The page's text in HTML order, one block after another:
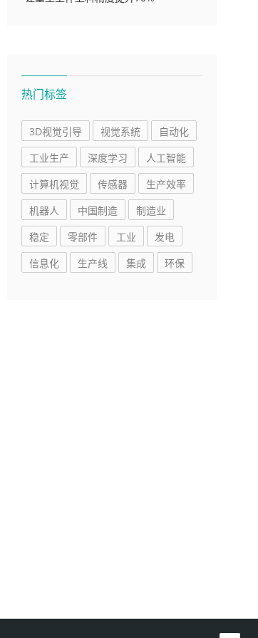
热门标签
3D视觉引导 视觉系统
自动化
工业生产
深度学习
人工智能
计算机视觉
传感器
生产效率
机器人
中国制造
制造业
稳定
零部件 工业
发电
信息化
生产线 集成 环保